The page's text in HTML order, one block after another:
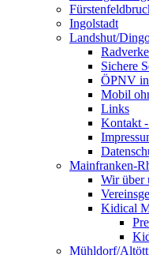
Ingolstadt
Landshut/
Sichere
ÖPNV
Mobil
Links
Kontakt
Mainfranken-
Wir über
Kidical
Mühldorf/